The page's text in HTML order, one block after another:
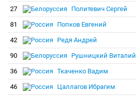
27 Политевич Сергей
81 Попков Евгений
42 Редя Андрей
90 Рушницкий Виталий
36 Ткаченко Вадим
46 Цаллагов Ибрагим